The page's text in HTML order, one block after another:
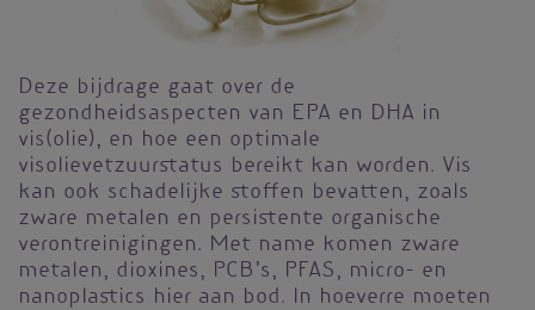
Deze bijdrage gaat over de
gezondheidsaspecten van EPA en DHA in
vis(olie), en hoe een optimale
visolievetzuurstatus bereikt kan worden. Vis
kan ook schadelijke stoffen bevatten, zoals
zware metalen en persistente organische
verontreinigingen. Met name komen zware
metalen, dioxines, PCB’s, PFAS, micro- en
nanoplastics hier aan bod. In hoeverre moeten